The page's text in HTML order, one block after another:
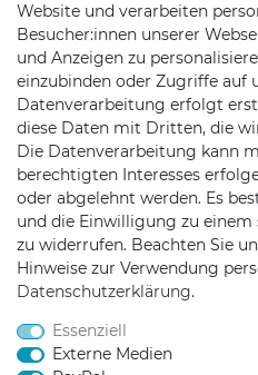
Website und verarbeiten
Besucher:innen unserer
und Anzeigen zu
einzubinden oder Zugriffe auf
Datenverarbeitung erfolgt
diese Daten mit Dritten, die
Die Datenverarbeitung kann
berechtigten Interesses
oder abgelehnt werden. Es
und die Einwilligung zu
zu widerrufen. Beachten Sie
Hinweise zur Verwendung
Daten­schutz­erklärung.
Essenziell
Externe Medien